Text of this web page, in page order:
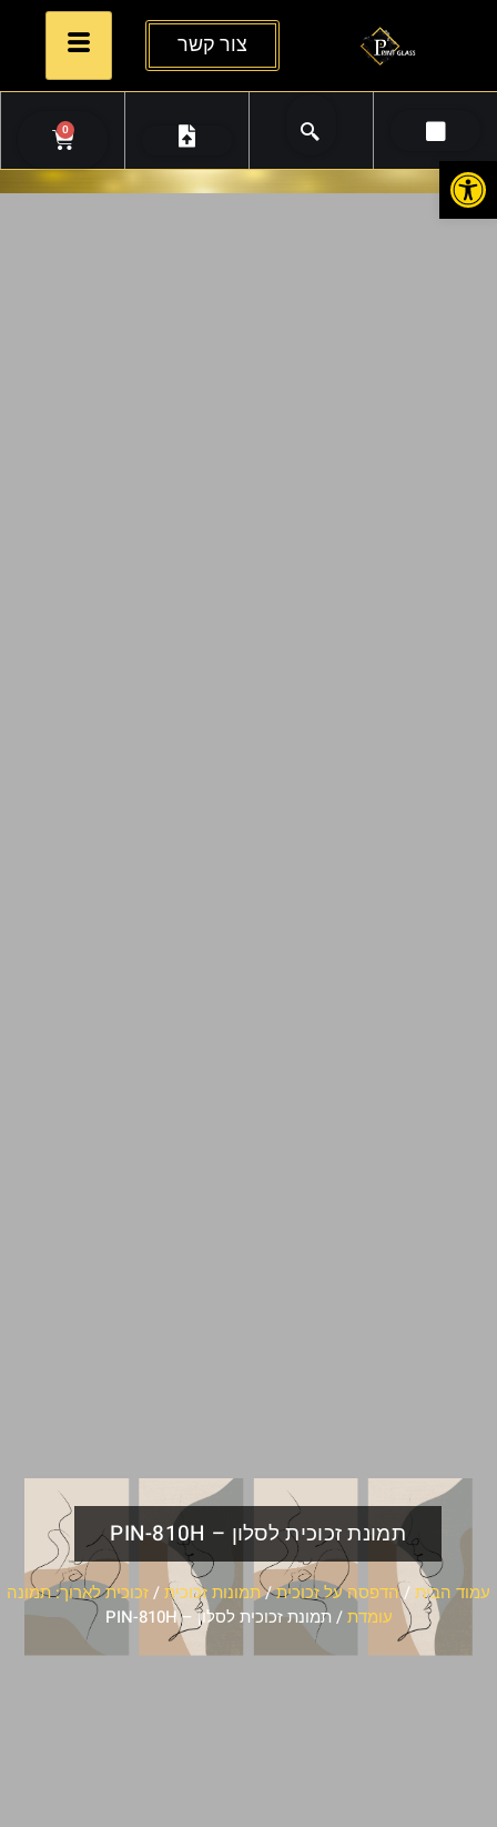
פתח סרגל נגישות
צור קשר
0
תמונת זכוכית לסלון – PIN-810H
עמוד הבית /הדפסה על זכוכית/תמונות זכוכית/זכוכית לארוך: תמונה
עומדת/ תמונת זכוכית לסלון – PIN-810H